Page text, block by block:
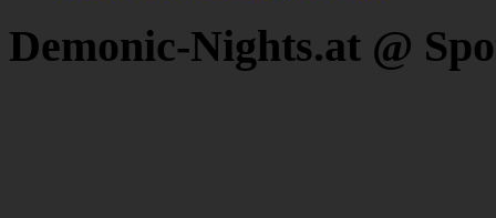
Demonic-Nights.at @